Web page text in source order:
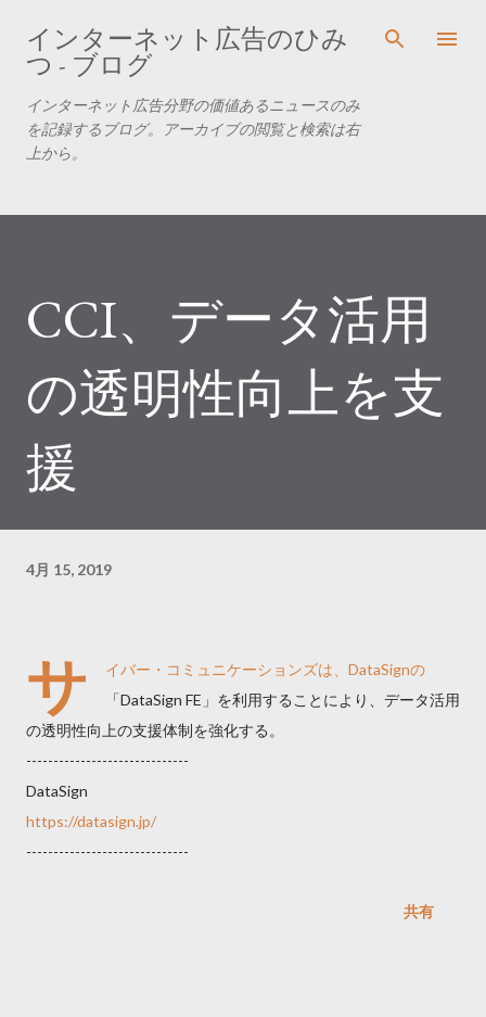
スキップしてメイン コンテンツに移動
インターネット広告のひみ
つ - ブログ
インターネット広告分野の価値あるニュースのみ
を記録するブログ。アーカイブの閲覧と検索は右
上から。
CCI、データ活用
の透明性向上を支
援
4月 15, 2019
サ
イバー・コミュニケーションズは、DataSignの
「DataSign FE」を利用することにより、データ活用
の透明性向上の支援体制を強化する。
------------------------------
DataSign
https://datasign.jp/
------------------------------
共有